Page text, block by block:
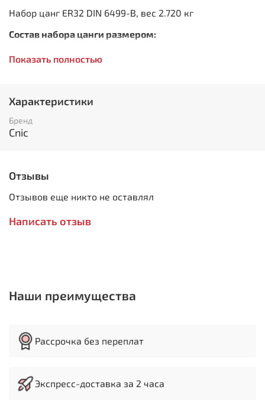
Набор цанг ER32 DIN 6499-B, вес 2.720 кг
Состав набора цанги размером:
4 мм
7 мм
13 мм
15 мм
17 мм
Показать полностью
Характеристики
Бренд
Cnic
Отзывы
Отзывов еще никто не оставлял
Написать отзыв
Наши преимущества
Рассрочка без переплат
Экспресс-доставка за 2 часа